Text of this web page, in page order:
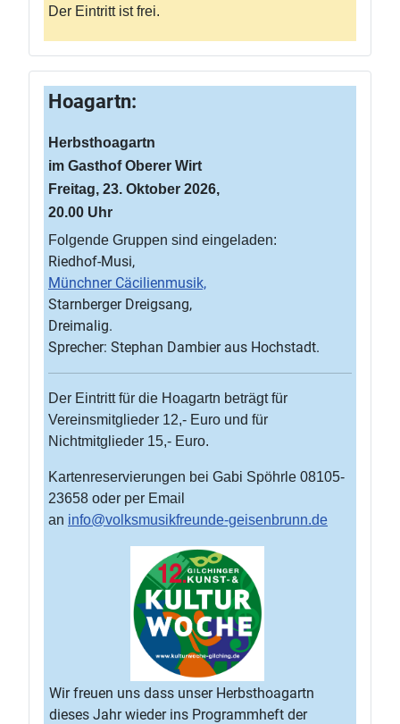
Der Eintritt ist frei.
Hoagartn:
Herbsthoagartn
im Gasthof Oberer Wirt
Freitag, 23. Oktober 2026,
20.00 Uhr
Folgende Gruppen sind eingeladen:
Riedhof-Musi,
Münchner Cäcilienmusik,
Starnberger Dreigsang,
Dreimalig.
Sprecher: Stephan Dambier aus Hochstadt.
Der Eintritt für die Hoagartn beträgt für
Vereinsmitglieder 12,- Euro und für
Nichtmitglieder 15,- Euro.
Kartenreservierungen bei Gabi Spöhrle 08105-
23658 oder per Email
an info@volksmusikfreunde-geisenbrunn.de
Wir freuen uns dass unser Herbsthoagartn
dieses Jahr wieder ins Programmheft der